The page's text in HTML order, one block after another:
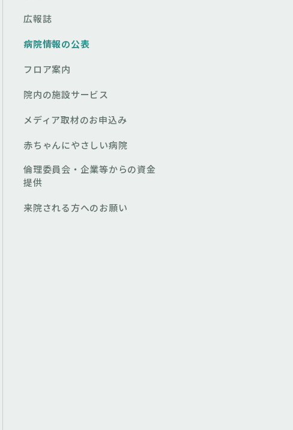
広報誌
病院情報の公表
フロア案内
院内の施設サービス
メディア取材のお申込み
赤ちゃんにやさしい病院
倫理委員会・企業等からの資金
提供
来院される方へのお願い